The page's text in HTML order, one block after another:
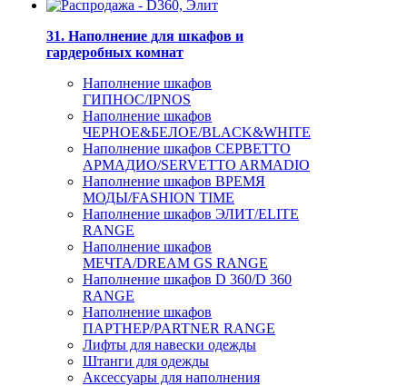
31. Наполнение для шкафов и
гардеробных комнат
Наполнение шкафов
ГИПНОС/IPNOS
Наполнение шкафов
ЧЕРНОЕ&БЕЛОЕ/BLACK&WHITE
Наполнение шкафов СЕРВЕТТО
АРМАДИО/SERVETTO ARMADIO
Наполнение шкафов ВРЕМЯ
МОДЫ/FASHION TIME
Наполнение шкафов ЭЛИТ/ELITE
RANGE
Наполнение шкафов
МЕЧТА/DREAM GS RANGE
Наполнение шкафов D 360/D 360
RANGE
Наполнение шкафов
ПАРТНЕР/PARTNER RANGE
Лифты для навески одежды
Штанги для одежды
Аксессуары для наполнения